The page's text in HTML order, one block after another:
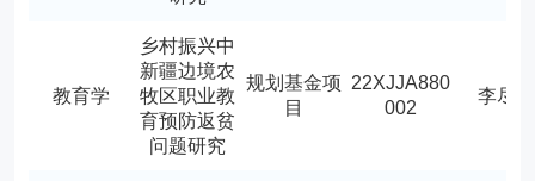
教育学
乡村振兴中
新疆边境农
牧区职业教
育预防返贫
问题研究
规划基金项
目
22XJJA880
002
李尽晖